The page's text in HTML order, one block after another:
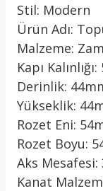
Stil: Modern
Ürün Adı:
Malzeme:
Kapı
Derinlik:
Yükseklik:
Rozet Eni:
Rozet Boyu:
Aks Mesafesi:
Kanat